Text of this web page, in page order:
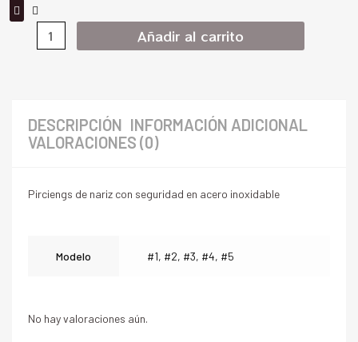
Añadir al carrito
DESCRIPCIÓN INFORMACIÓN ADICIONAL
VALORACIONES (0)
Pirciengs de nariz con seguridad en acero inoxidable
Modelo #1, #2, #3, #4, #5
No hay valoraciones aún.